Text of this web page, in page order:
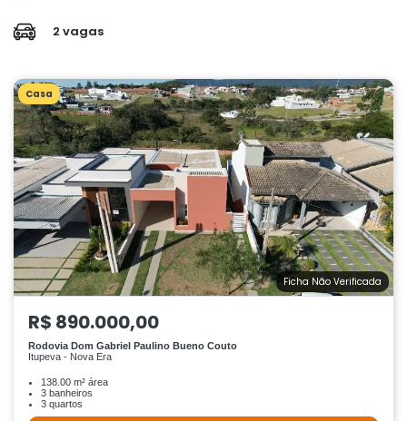
2 vagas
Casa
Ficha Não Verificada
R$ 890.000,00
Rodovia Dom Gabriel Paulino Bueno Couto
Itupeva - Nova Era
138.00 m² área
3 banheiros
3 quartos